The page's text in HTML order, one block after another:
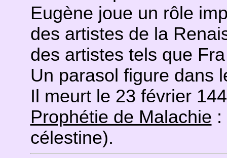
Eugène joue un rôle
des artistes de la
des artistes tels que
Un parasol figure dans
Il meurt le 23 février
Prophétie de Malachie :
célestine).